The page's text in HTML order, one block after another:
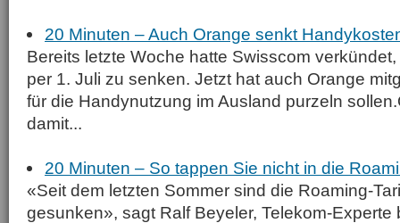
20 Minuten – Auch Orange senkt
Bereits letzte Woche hatte Swisscom
per 1. Juli zu senken. Jetzt hat auch Orange
für die Handynutzung im Ausland purzeln
damit...
20 Minuten – So tappen Sie nicht in die
«Seit dem letzten Sommer sind die Roaming-
gesunken», sagt Ralf Beyeler, Telekom-Experte